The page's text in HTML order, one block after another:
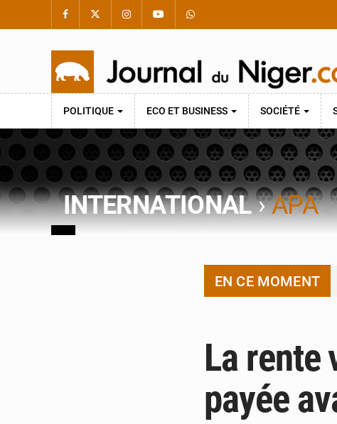
POLITIQUE ECO ET BUSINESS SOCIÉTÉ
INTERNATIONAL›APA
EN CE MOMENT
La rente
payée